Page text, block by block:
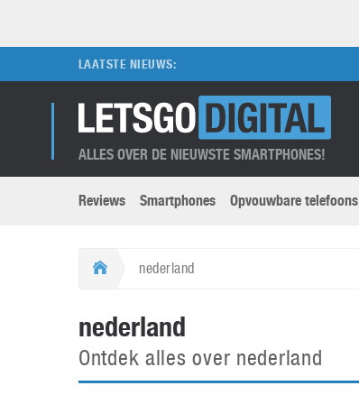
LAATSTE NIEUWS:
ALLES OVER DE NIEUWSTE SMARTPHONES!
Merken submenu
Apple
Computermuseum
Honor
Huawei
OnePlus
Oppo
Reviews Smartphones Opvouwbare telefoons
Categorien submenu
5G
Aanbiedingen
Abonnement
Digitale camera’s
DSLR camera’s
nederland
nederland
Ontdek alles over nederland